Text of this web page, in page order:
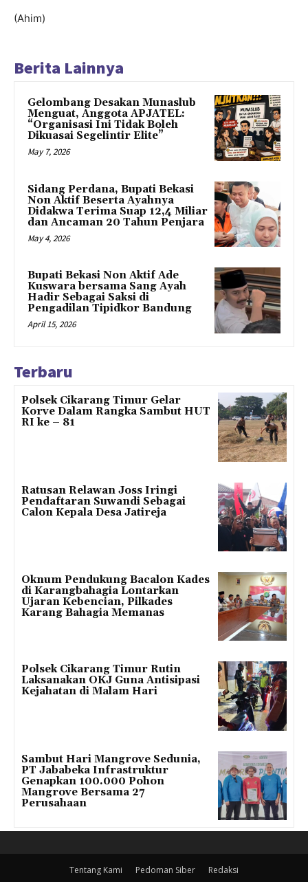
(Ahim)
Berita Lainnya
Gelombang Desakan Munaslub
Menguat, Anggota APJATEL:
“Organisasi Ini Tidak Boleh
Dikuasai Segelintir Elite”
May 7, 2026
Sidang Perdana, Bupati Bekasi
Non Aktif Beserta Ayahnya
Didakwa Terima Suap 12,4 Miliar
dan Ancaman 20 Tahun Penjara
May 4, 2026
Bupati Bekasi Non Aktif Ade
Kuswara bersama Sang Ayah
Hadir Sebagai Saksi di
Pengadilan Tipidkor Bandung
April 15, 2026
Terbaru
Polsek Cikarang Timur Gelar
Korve Dalam Rangka Sambut HUT
RI ke – 81
Ratusan Relawan Joss Iringi
Pendaftaran Suwandi Sebagai
Calon Kepala Desa Jatireja
Oknum Pendukung Bacalon Kades
di Karangbahagia Lontarkan
Ujaran Kebencian, Pilkades
Karang Bahagia Memanas
Polsek Cikarang Timur Rutin
Laksanakan OKJ Guna Antisipasi
Kejahatan di Malam Hari
Sambut Hari Mangrove Sedunia,
PT Jababeka Infrastruktur
Genapkan 100.000 Pohon
Mangrove Bersama 27
Perusahaan
Tentang Kami Pedoman Siber Redaksi